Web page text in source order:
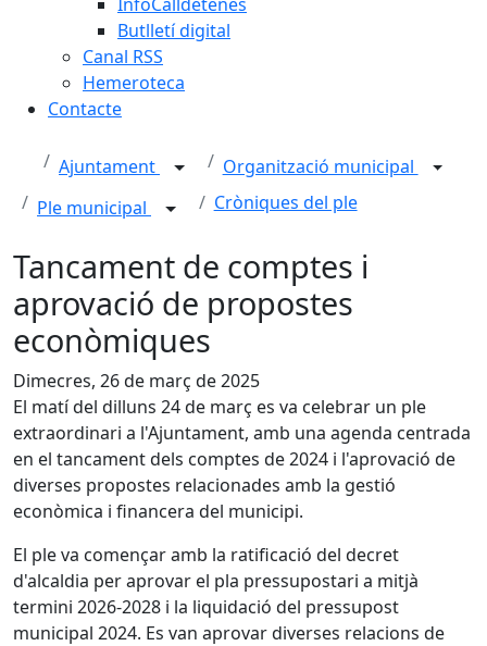
Butlletí digital
Canal RSS
Hemeroteca
Contacte
Ajuntament
Organització municipal
Ple municipal
Cròniques del ple
Tancament de comptes i
aprovació de propostes
econòmiques
Dimecres, 26 de març de 2025
El matí del dilluns 24 de març es va celebrar un ple
extraordinari a l'Ajuntament, amb una agenda centrada
en el tancament dels comptes de 2024 i l'aprovació de
diverses propostes relacionades amb la gestió
econòmica i financera del municipi.
El ple va començar amb la ratificació del decret
d'alcaldia per aprovar el pla pressupostari a mitjà
termini 2026-2028 i la liquidació del pressupost
municipal 2024. Es van aprovar diverses relacions de